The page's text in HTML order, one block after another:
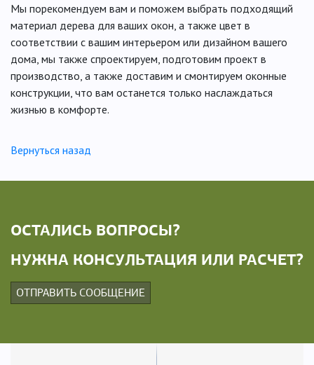
Мы порекомендуем вам и поможем выбрать подходящий
материал дерева для ваших окон, а также цвет в
соответствии с вашим интерьером или дизайном вашего
дома, мы также спроектируем, подготовим проект в
производство, а также доставим и смонтируем оконные
конструкции, что вам останется только наслаждаться
жизнью в комфорте.
Вернуться назад
ОСТАЛИСЬ ВОПРОСЫ?
НУЖНА КОНСУЛЬТАЦИЯ ИЛИ РАСЧЕТ?